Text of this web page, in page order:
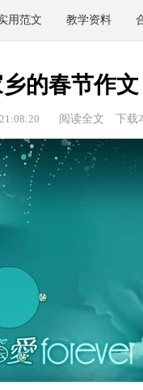
用范文 教学资料
的春节作文
阅读全文 下载